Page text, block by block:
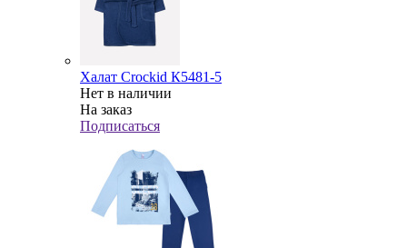
Халат Crockid К5481-5
Нет в наличии
На заказ
Подписаться